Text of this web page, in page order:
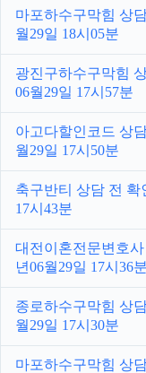
마포하수구막힘 상
월29일 18시05분
광진구하수구막힘
06월29일 17시57분
아고다할인코드 상
월29일 17시50분
축구반티 상담 전 확
17시43분
대전이혼전문변호
년06월29일 17시36분
종로하수구막힘 상
월29일 17시30분
마포하수구막힘 상